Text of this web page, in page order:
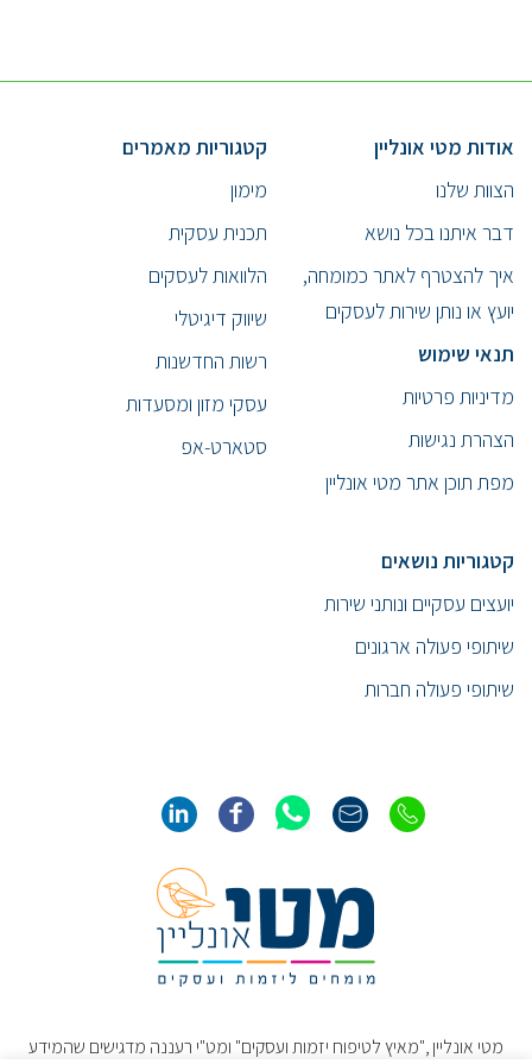
אודות מטי אונליין
הצוות שלנו
דבר איתנו בכל נושא
איך להצטרף לאתר כמומחה,
יועץ או נותן שירות לעסקים
תנאי שימוש
מדיניות פרטיות
הצהרת נגישות
מפת תוכן אתר מטי אונליין
קטגוריות מאמרים
מימון
תכנית עסקית
הלוואות לעסקים
שיווק דיגיטלי
רשות החדשנות
עסקי מזון ומסעדות
סטארט-אפ
קטגוריות נושאים
יועצים עסקיים ונותני שירות
שיתופי פעולה ארגונים
שיתופי פעולה חברות
מטי אונליין ,"מאיץ לטיפוח יזמות ועסקים" ומט"י רעננה מדגישים שהמידע